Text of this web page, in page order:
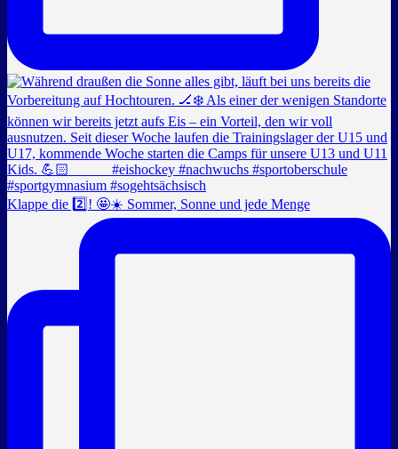
Klappe die 2️⃣! 🤩☀️ Sommer, Sonne und jede Menge